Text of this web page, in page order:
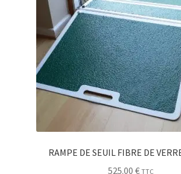
RAMPE DE SEUIL FIBRE DE
525.00 € TTC